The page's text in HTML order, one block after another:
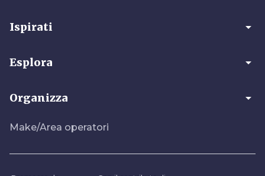
Ispirati arrow_drop_down
Esplora arrow_drop_down
Organizza arrow_drop_down
Make/Area operatori